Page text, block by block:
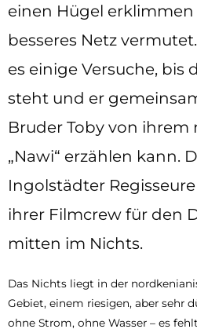
einen Hügel
besseres Netz
es einige Versuche, bis
steht und er
Bruder Toby von ihrem
„Nawi“ erzählen kann.
Ingolstädter
ihrer Filmcrew für den
mitten im Nichts.
Das Nichts liegt in der
Gebiet, einem riesigen, aber sehr
ohne Strom, ohne Wasser – es